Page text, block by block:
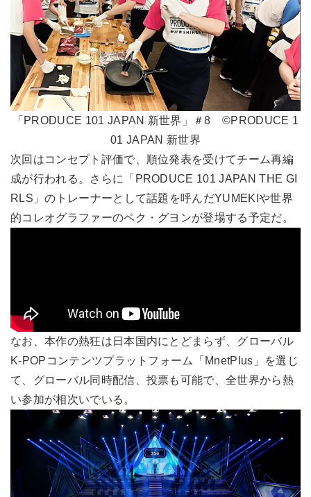
「PRODUCE 101 JAPAN 新世界」＃8 ©PRODUCE 1
01 JAPAN 新世界
次回はコンセプト評価で、順位発表を受けてチーム再編
成が行われる。さらに「PRODUCE 101 JAPAN THE GI
RLS」のトレーナーとして話題を呼んだYUMEKIや世界
的コレオグラファーのペク・グヨンが登場する予定だ。
なお、本作の熱狂は日本国内にとどまらず、グローバル
K-POPコンテンツプラットフォーム「MnetPlus」を選じ
て、グローバル同時配信、投票も可能で、全世界から熱
い参加が相次いでいる。